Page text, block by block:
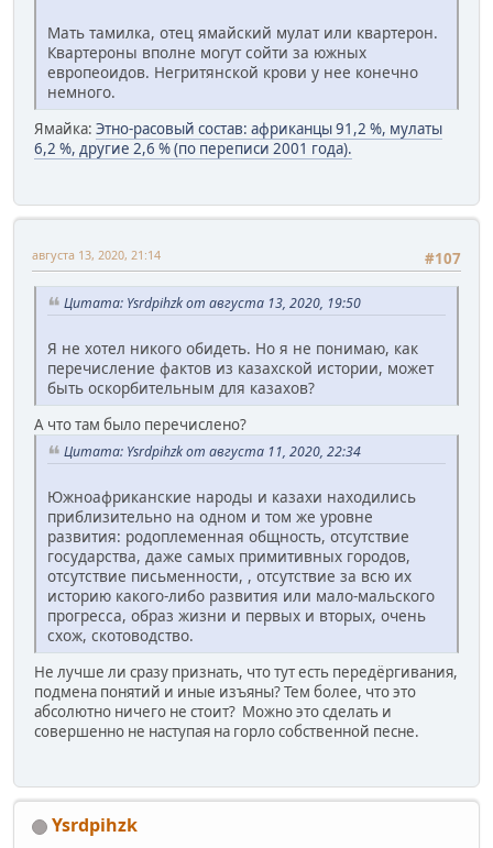
Мать тамилка, отец ямайский мулат или квартерон.
Квартероны вполне могут сойти за южных
европеоидов. Негритянской крови у нее конечно
немного.
Ямайка: Этно-расовый состав: африканцы 91,2 %, мулаты
6,2 %, другие 2,6 % (по переписи 2001 года).
#107
августа 13, 2020, 21:14
Цитата: Ysrdpihzk от августа 13, 2020, 19:50
Я не хотел никого обидеть. Но я не понимаю, как
перечисление фактов из казахской истории, может
быть оскорбительным для казахов?
А что там было перечислено?
Цитата: Ysrdpihzk от августа 11, 2020, 22:34
Южноафриканские народы и казахи находились
приблизительно на одном и том же уровне
развития: родоплеменная общность, отсутствие
государства, даже самых примитивных городов,
отсутствие письменности, , отсутствие за всю их
историю какого-либо развития или мало-мальского
прогресса, образ жизни и первых и вторых, очень
схож, скотоводство.
Не лучше ли сразу признать, что тут есть передёргивания,
подмена понятий и иные изъяны? Тем более, что это
абсолютно ничего не стоит? Можно это сделать и
совершенно не наступая на горло собственной песне.
Ysrdpihzk